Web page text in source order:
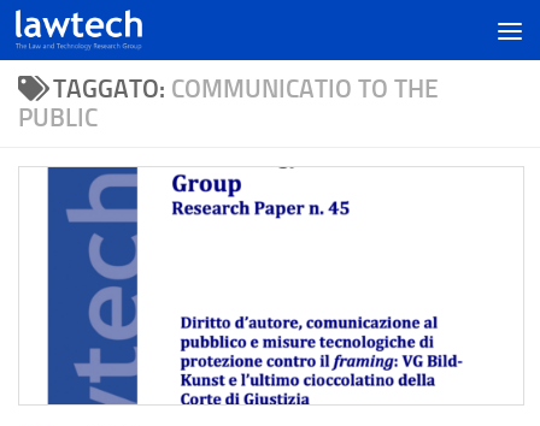
TAGGATO: COMMUNICATIO TO THE
PUBLIC